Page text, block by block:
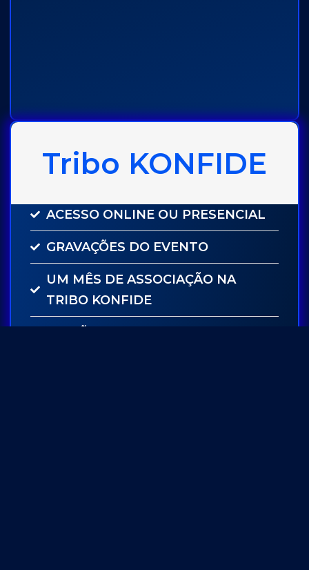
Tribo KONFIDE
ACESSO ONLINE OU PRESENCIAL
GRAVAÇÕES DO EVENTO
UM MÊS DE ASSOCIAÇÃO NA
TRIBO KONFIDE